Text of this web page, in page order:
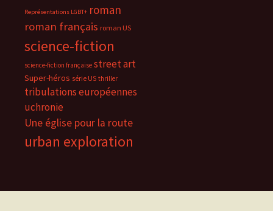
Représentations LGBT+ roman
roman français roman US
science-fiction
science-fiction française street art
Super-héros série US thriller
tribulations européennes
uchronie
Une église pour la route
urban exploration